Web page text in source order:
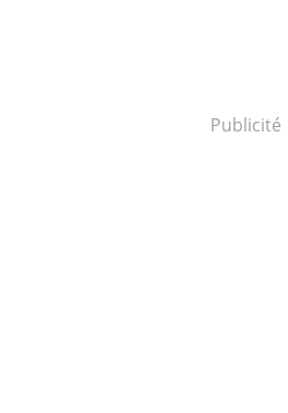
Publicité